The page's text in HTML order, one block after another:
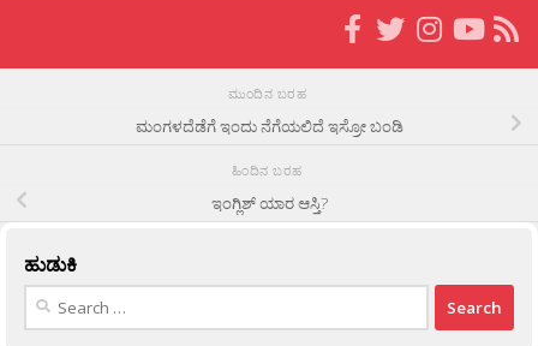
ಮುಂದಿನ ಬರಹ
ಮಂಗಳದೆಡೆಗೆ ಇಂದು ನೆಗೆಯಲಿದೆ ಇಸ್ರೋ ಬಂಡಿ
ಹಿಂದಿನ ಬರಹ
ಇಂಗ್ಲಿಶ್ ಯಾರ ಆಸ್ತಿ?
ಹುಡುಕಿ
Search